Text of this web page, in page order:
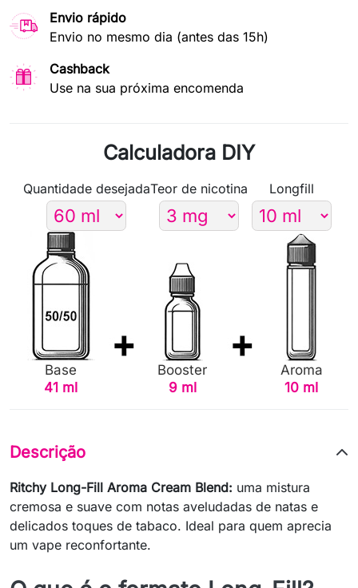
Envio rápido
Envio no mesmo dia (antes das 15h)
Cashback
Use na sua próxima encomenda
Calculadora DIY
Quantidade desejadaTeor de nicotina Longfill
Base
41 ml
Booster
9 ml
Aroma
10 ml
Descrição
Ritchy Long-Fill Aroma Cream Blend: uma mistura
cremosa e suave com notas aveludadas de natas e
delicados toques de tabaco. Ideal para quem aprecia
um vape reconfortante.